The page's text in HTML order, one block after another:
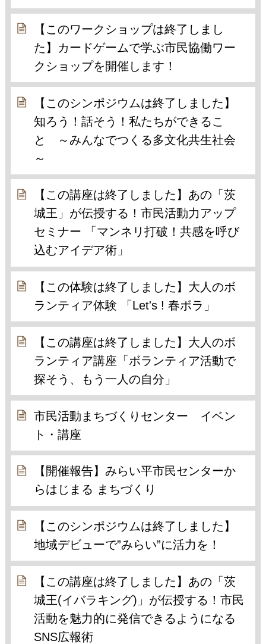
【このワークショップは終了しまし
た】カードゲームで学ぶ市民協働ワー
クショップを開催します！
【このシンポジウムは終了しました】
知ろう！話そう！私たちができるこ
と ～みんなでつくる多文化共生社会
～
【この講座は終了しました】あの「茨
城王」が伝授する！市民活動力アップ
セミナー 「マンネリ打破！共感を呼び
込むアイデア術」
【この体験は終了しました】大人のボ
ランティア体験 「Let's ! 春ボラ」
【この講座は終了しました】大人のボ
ランティア講座「ボランティア活動で
探そう、もう一人の自分」
市民活動まちづくりセンター イベン
ト・講座
【開催報告】みらい平市民センターか
らはじまる まちづくり
【このシンポジウムは終了しました】
地域デビューで”みらい”に活力を！
【この講座は終了しました】あの「茨
城王(イバラキング)」が伝授する！市民
活動を魅力的に発信できるようになる
SNS広報術